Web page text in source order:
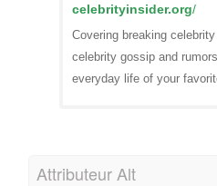
celebrityinsider.org/
Covering breaking
celebrity gossip and
everyday life of your
Attributeur Alt